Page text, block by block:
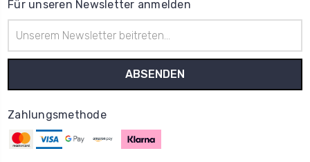
Für unseren Newsletter anmelden
Mail-
Adresse
Zahlungsmethode